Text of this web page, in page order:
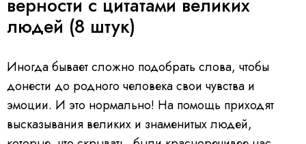
5m
1
f
1
5
верности с цитатами великих
людей (8 штук)
Иногда бывает сложно подобрать слова, чтобы
донести до родного человека свои чувства и
эмоции. И это нормально! На помощь приходят
высказывания великих и знаменитых людей,